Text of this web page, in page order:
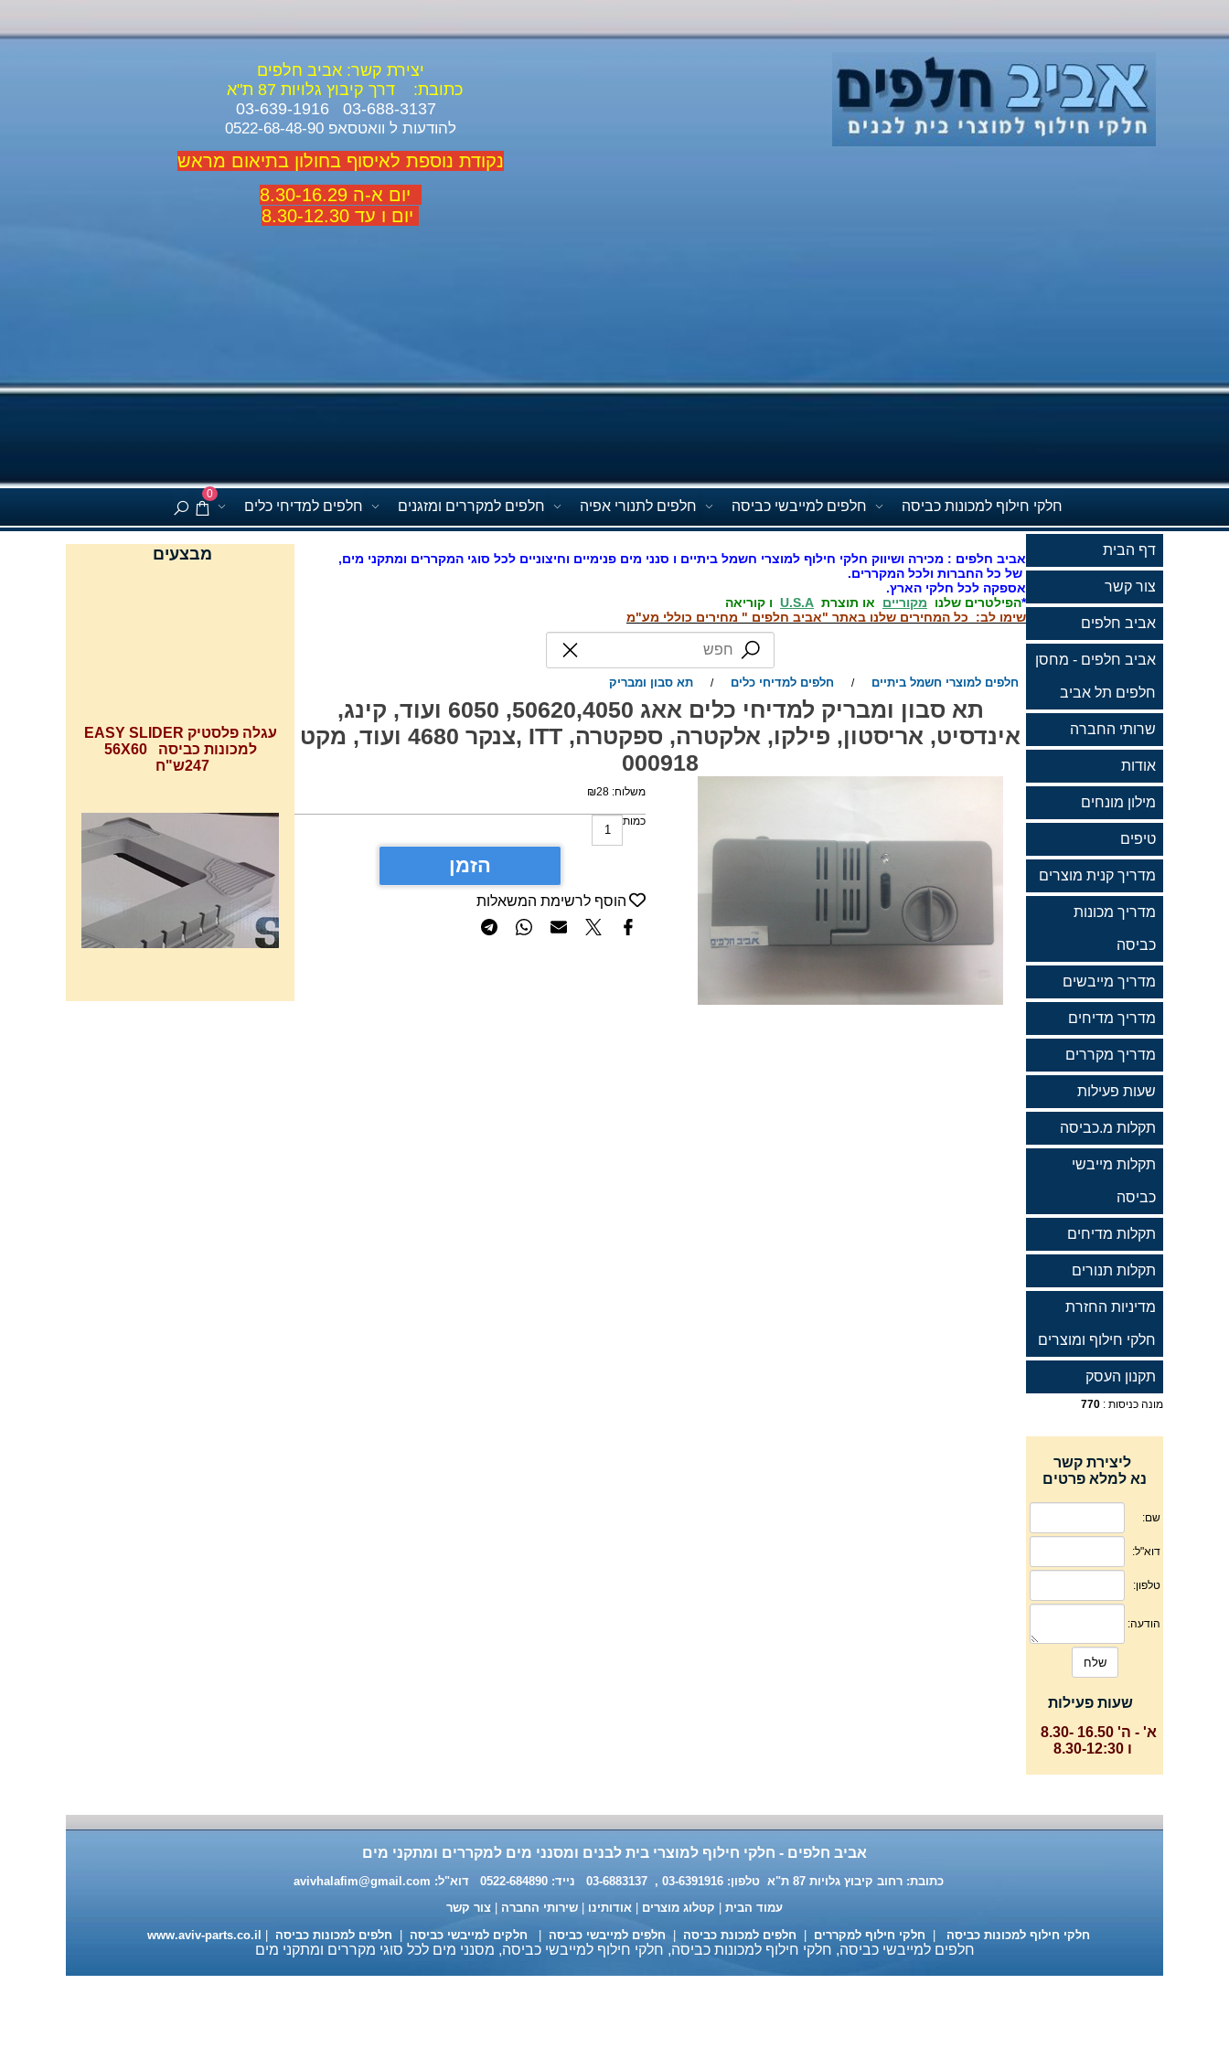
יצירת קשר: אביב חלפים
כתובת:
דרך קיבוץ גלויות 87 ת"א
להודעות ל וואטסאפ 0522-68-48-90
נקודת נוספת לאיסוף בחולון בתיאום מראש
יום א-ה 8.30-16.29
יום ו עד 8.30-12.30
0
חלקי חילוף למכונות כביסה חלפים למייבשי כביסה חלפים לתנורי אפיה חלפים למקררים ומזגנים חלפים למדיחי כלים
דף הבית
צור קשר
אביב חלפים
אביב חלפים - מחסן
חלפים תל אביב
שרותי החברה
אודות
מילון מונחים
טיפים
מדריך קנית מוצרים
מדריך מכונות
כביסה
מדריך מייבשים
מדריך מדיחים
מדריך מקררים
שעות פעילות
תקלות מ.כביסה
תקלות מייבשי
כביסה
תקלות מדיחים
תקלות תנורים
מדיניות החזרת
חלקי חילוף ומוצרים
תקנון העסק
מונה כניסות : 770
ליצירת קשר
נא למלא פרטים
שעות פעילות
א' - ה' 16.50 -8.30
ו 8.30-12:30
אביב חלפים : מכירה ושיווק חלקי חילוף למוצרי חשמל ביתיים ו סנני מים פנימיים וחיצוניים לכל סוגי המקררים ומתקני מים,
של כל החברות ולכל המקררים.
אספקה לכל חלקי הארץ.
*הפילטרים שלנו מקוריים או תוצרת U.S.A ו קוריאה
שימו לב: כל המחירים שלנו באתר "אביב חלפים " מחירים כוללי מע"מ
חלפים למוצרי חשמל ביתיים / חלפים למדיחי כלים / תא סבון ומבריק
תא סבון ומבריק למדיחי כלים אאג 50620,4050, 6050 ועוד, קינג,
אינדסיט, אריסטון, פילקו, אלקטרה, ספקטרה, ITT ,צנקר 4680 ועוד, מקט
000918
משלוח: ₪28
כמות
הזמן
הוסף לרשימת המשאלות
מבצעים
למכונות כביסה 56X60
247ש"ח
אביב חלפים - חלקי חילוף למוצרי בית לבנים ומסנני מים למקררים ומתקני מים
כתובת: רחוב קיבוץ גלויות 87 ת"א טלפון: 03-6391916 , 03-6883137 נייד: 0522-684890 דוא"ל:
avivhalafim@gmail.com
עמוד הבית
קטלוג מוצרים אודותינו שירותי החברה
צור קשר
חלקי חילוף למכונות כביסה
חלקי חילוף למקררים חלפים למכונת כביסה חלפים למייבשי כביסה חלקים למייבשי כביסה חלפים למכונות כביסה www.aviv-parts.co.il
חלפים למייבשי כביסה, חלקי חילוף למכונות כביסה, חלקי חילוף למייבשי כביסה, מסנני מים לכל סוגי מקררים ומתקני מים